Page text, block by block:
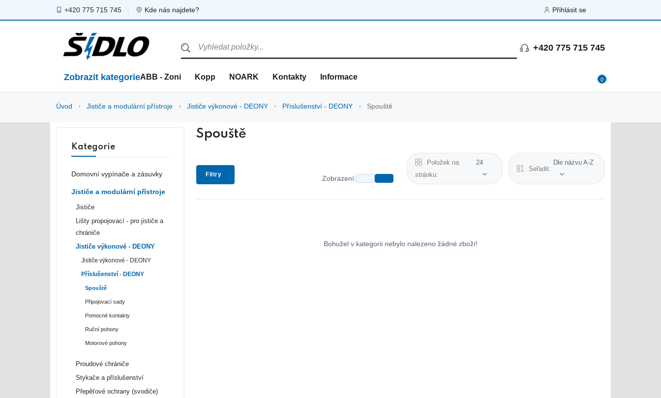
+420 775 715 745 Kde nás najdete? Přihlásit se
+420 775 715 745
Zobrazit kategorieABB - Zoni Kopp NOARK Kontakty Informace 0
Úvod Jističe a modulární přístroje Jističe výkonové - DEONY Příslušenství - DEONY Spouště
Spouště
Filtry Zobrazení:
Položek na
stránku:
24
Seřadit:
Dle názvu A-Z
Bohužel v kategorii nebylo nalezeno žádné zboží!
Kategorie
Domovní vypínače a zásuvky
Jističe a modulární přístroje
Jističe
Lišty propojovací - pro jističe a
chrániče
Jističe výkonové - DEONY
Jističe výkonové - DEONY
Příslušenství - DEONY
Spouště
Připojovací sady
Pomocné kontakty
Ruční pohony
Motorové pohony
Proudové chrániče
Stykače a příslušenství
Přepěťové ochrany (svodiče)